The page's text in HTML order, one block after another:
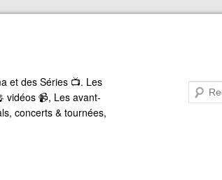
et des Séries 📺. Les
vidéos 📹, Les avant-
concerts & tournées,